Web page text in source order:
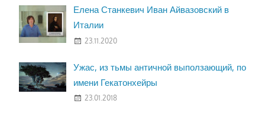
Елена Станкевич Иван Айвазовский в
Италии
23.11.2020
Ужас, из тьмы античной выползающий, по
имени Гекатонхейры
23.01.2018